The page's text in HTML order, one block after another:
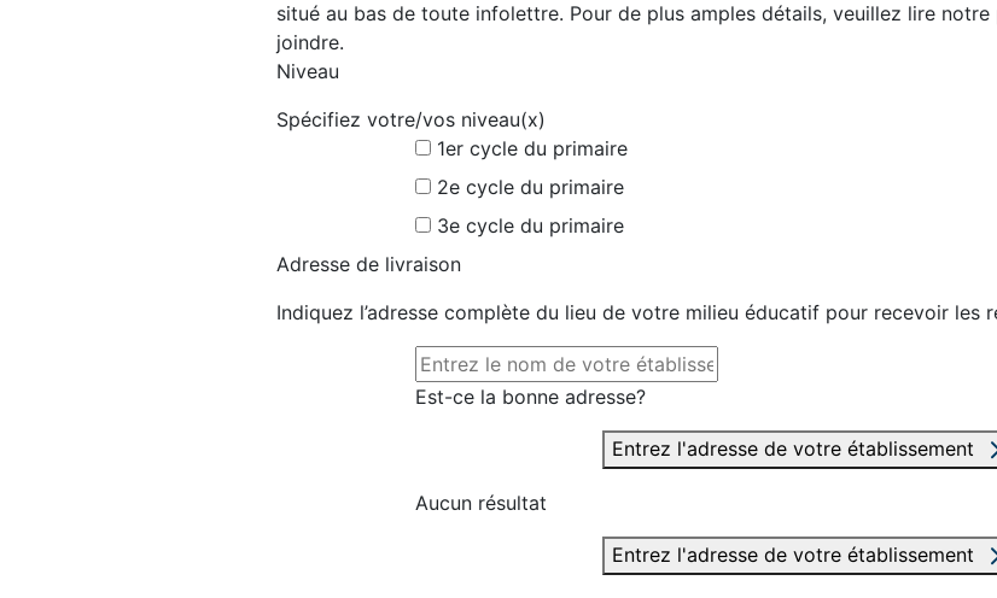
situé au bas de toute infolettre. Pour de plus amples détails, veuillez lire
joindre.
Niveau
Spécifiez votre/vos niveau(x)
1er cycle du primaire
2e cycle du primaire
3e cycle du primaire
Adresse de livraison
Indiquez l’adresse complète du lieu de votre milieu éducatif pour recevoir les
Est-ce la bonne adresse?
Entrez l'adresse de votre établissement
Aucun résultat
Entrez l'adresse de votre établissement